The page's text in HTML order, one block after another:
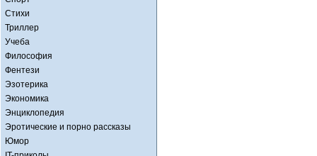
Стихи
Триллер
Учеба
Философия
Фентези
Эзотерика
Экономика
Энциклопедия
Эротические и порно рассказы
Юмор